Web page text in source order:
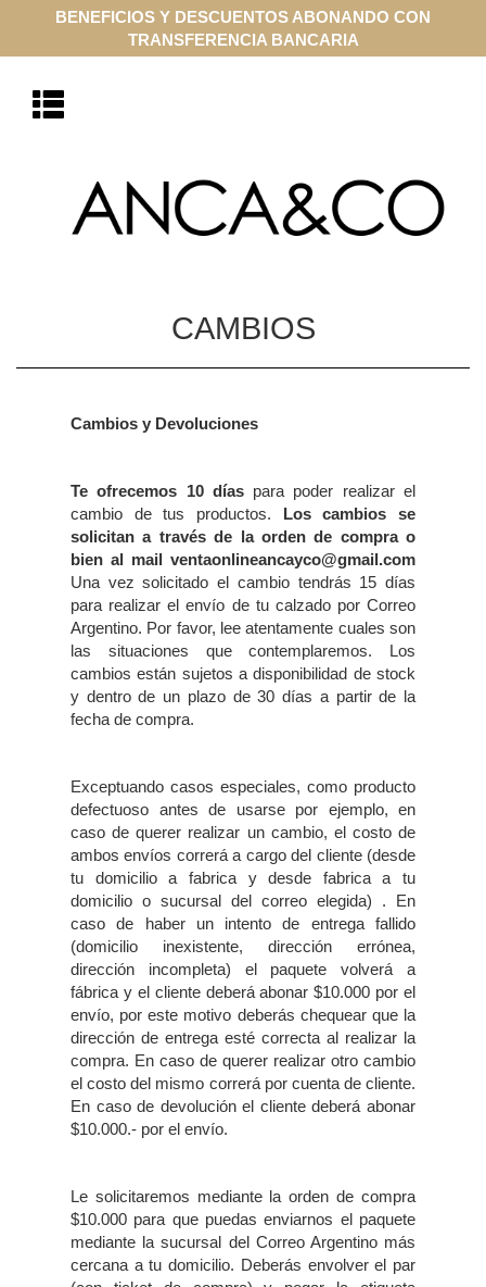
BENEFICIOS Y DESCUENTOS ABONANDO CON
TRANSFERENCIA BANCARIA
CAMBIOS
Cambios y Devoluciones
Te ofrecemos 10 díaspara poder realizar el
cambio de tus productos. Los cambios se
solicitan a través de la orden de compra o
bien al mail ventaonlineancayco@gmail.com
Una vez solicitado el cambio tendrás 15 días
para realizar el envío de tu calzado por Correo
Argentino. Por favor, lee atentamente cuales son
las situaciones que contemplaremos. Los
cambios están sujetos a disponibilidad de stock
y dentro de un plazo de 30 días a partir de la
fecha de compra.
Exceptuando casos especiales, como producto
defectuoso antes de usarse por ejemplo, en
caso de querer realizar un cambio, el costo de
ambos envíos correrá a cargo del cliente (desde
tu domicilio a fabrica y desde fabrica a tu
domicilio o sucursal del correo elegida) . En
caso de haber un intento de entrega fallido
(domicilio inexistente, dirección errónea,
dirección incompleta) el paquete volverá a
fábrica y el cliente deberá abonar $10.000 por el
envío, por este motivo deberás chequear que la
dirección de entrega esté correcta al realizar la
compra. En caso de querer realizar otro cambio
el costo del mismo correrá por cuenta de cliente.
En caso de devolución el cliente deberá abonar
$10.000.- por el envío.
Le solicitaremos mediante la orden de compra
$10.000 para que puedas enviarnos el paquete
mediante la sucursal del Correo Argentino más
cercana a tu domicilio. Deberás envolver el par